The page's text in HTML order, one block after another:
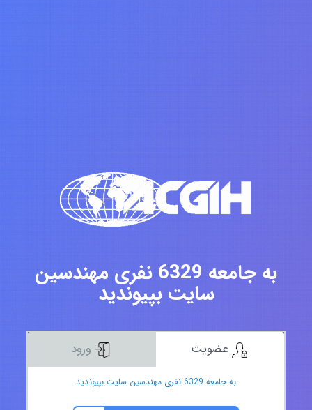
به جامعه 6329 نفری مهندسین
سایت بپیوندید
به جامعه 6329 نفری مهندسین سایت بپیوندید